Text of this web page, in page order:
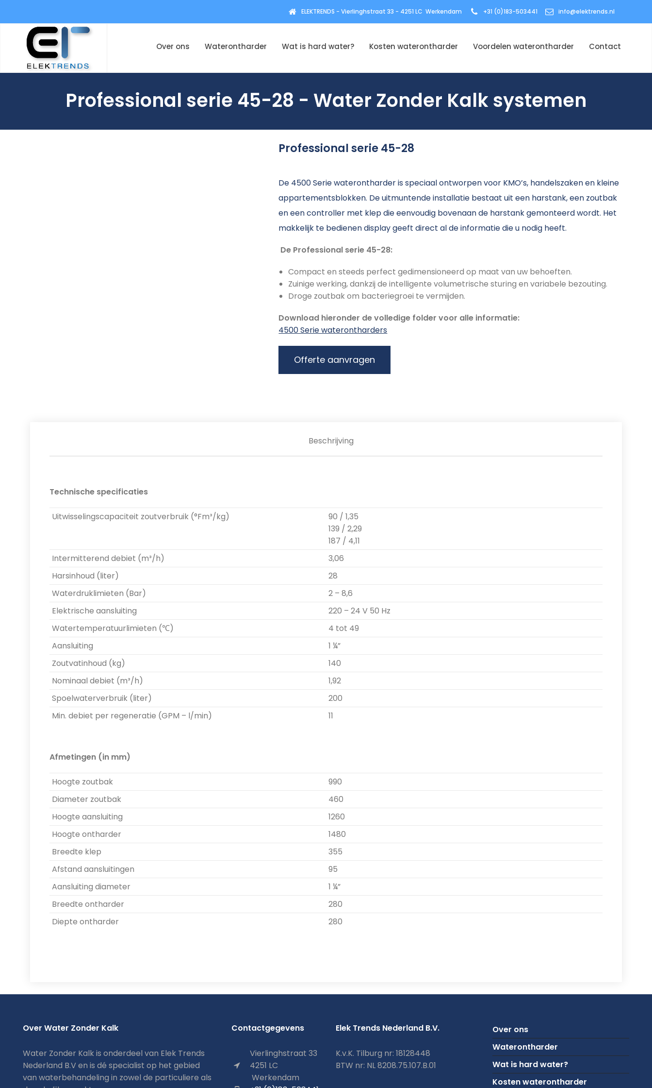
ELEKTRENDS - Vierlinghstraat 33 - 4251 LC Werkendam +31 (0)183-503441 info@elektrends.nl
Over ons Waterontharder Wat is hard water? Kosten waterontharder Voordelen waterontharder Contact
Professional serie 45-28 - Water Zonder Kalk systemen
Professional serie 45-28
De 4500 Serie waterontharder is speciaal ontworpen voor KMO’s, handelszaken en kleine
appartementsblokken. De uitmuntende installatie bestaat uit een harstank, een zoutbak
en een controller met klep die eenvoudig bovenaan de harstank gemonteerd wordt. Het
makkelijk te bedienen display geeft direct al de informatie die u nodig heeft.
De Professional serie 45-28:
Compact en steeds perfect gedimensioneerd op maat van uw behoeften.
Zuinige werking, dankzij de intelligente volumetrische sturing en variabele bezouting.
Droge zoutbak om bacteriegroei te vermijden.
Download hieronder de volledige folder voor alle informatie:
4500 Serie waterontharders
Offerte aanvragen
Beschrijving
Technische specificaties
Uitwisselingscapaciteit zoutverbruik (°Fm³/kg)
90 / 1,35
139 / 2,29
187 / 4,11
Intermitterend debiet (m³/h)
3,06
Harsinhoud (liter)
28
Waterdruklimieten (Bar)
2 – 8,6
Elektrische aansluiting
220 – 24 V 50 Hz
Watertemperatuurlimieten (℃)
4 tot 49
Aansluiting
1 ¼”
Zoutvatinhoud (kg)
140
Nominaal debiet (m³/h)
1,92
Spoelwaterverbruik (liter)
200
Min. debiet per regeneratie (GPM – l/min)
11
Afmetingen (in mm)
Hoogte zoutbak
990
Diameter zoutbak
460
Hoogte aansluiting
1260
Hoogte ontharder
1480
Breedte klep
355
Afstand aansluitingen
95
Aansluiting diameter
1 ¼”
Breedte ontharder
280
Diepte ontharder
280
Over Water Zonder Kalk
Water Zonder Kalk is onderdeel van Elek Trends
Nederland B.V en is dé specialist op het gebied
van waterbehandeling in zowel de particuliere als
Contactgegevens
Vierlinghstraat 33
4251 LC
Werkendam
Elek Trends Nederland B.V.
K.v.K. Tilburg nr: 18128448
BTW nr: NL 8208.75.107.B.01
Over ons
Waterontharder
Wat is hard water?
Kosten waterontharder